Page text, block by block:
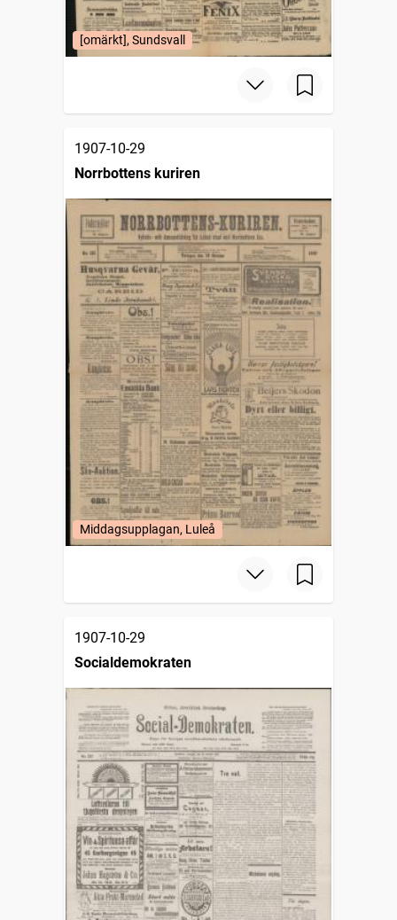
[omärkt], Sundsvall
1907-10-29
Norrbottens kuriren
Middagsupplagan, Luleå
1907-10-29
Socialdemokraten